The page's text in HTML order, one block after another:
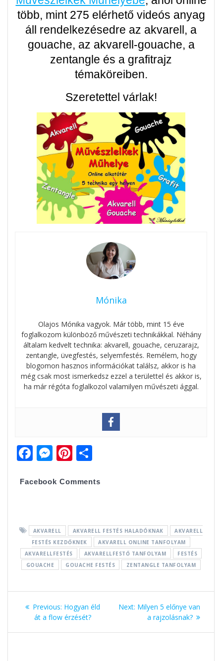
több, mint 275 elérhető videós anyag
áll rendelkezésedre az akvarell, a
gouache, az akvarell-gouache, a
zentangle és a grafitrajz
témaköreiben.
Szeretettel várlak!
Mónika
Olajos Mónika vagyok. Már több, mint 15 éve
foglalkozom különböző művészeti technikákkal. Néhány
általam kedvelt technika: akvarell, gouache, ceruzarajz,
zentangle, üvegfestés, selyemfestés. Remélem, hogy
blogomon hasznos információkat találsz, akkor is ha
még csak most ismerkedsz ezzel a területtel és akkor is,
ha már régóta foglalkozol valamilyen művészeti ággal.
F
ac
e
o
k
M
e
ss
g
er
Pi
nt
er za
g
Facebook Comments
AKVARELL AKVARELL FESTÉS HALADÓKNAK
AKVARELL
FESTÉS KEZDŐKNEK
AKVARELL ONLINE TANFOLYAM
AKVARELLFESTÉS
AKVARELLFESTŐ TANFOLYAM
FESTÉS
GOUACHE
GOUACHE FESTÉS ZENTANGLE TANFOLYAM
Bejegyzés
navigáció
Previous: Previous
post:
Hogyan éld
át a flow érzését?
Next: Next
post:
Milyen 5 előnye van
a rajzolásnak?